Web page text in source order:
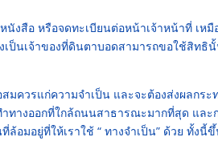
นังสือ หรือจดทะเบียนต่อหน้าเจ้าหน้าที่ เหมื
เป็นเจ้าของที่ดินตาบอดสามารถขอใช้สิทธิ
มควรแก่ความจำเป็น และจะต้องส่งผลกร
ทางออกที่ใกล้ถนนสาธารณะมากที่สุด และ
อมอยู่ที่ให้เราใช้ “ ทางจำเป็น” ด้วย ทั้งนี้